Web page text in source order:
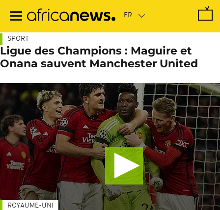
contenu
SPORT
Ligue des Champions : Maguire et
Onana sauvent Manchester United
ROYAUME-UNI